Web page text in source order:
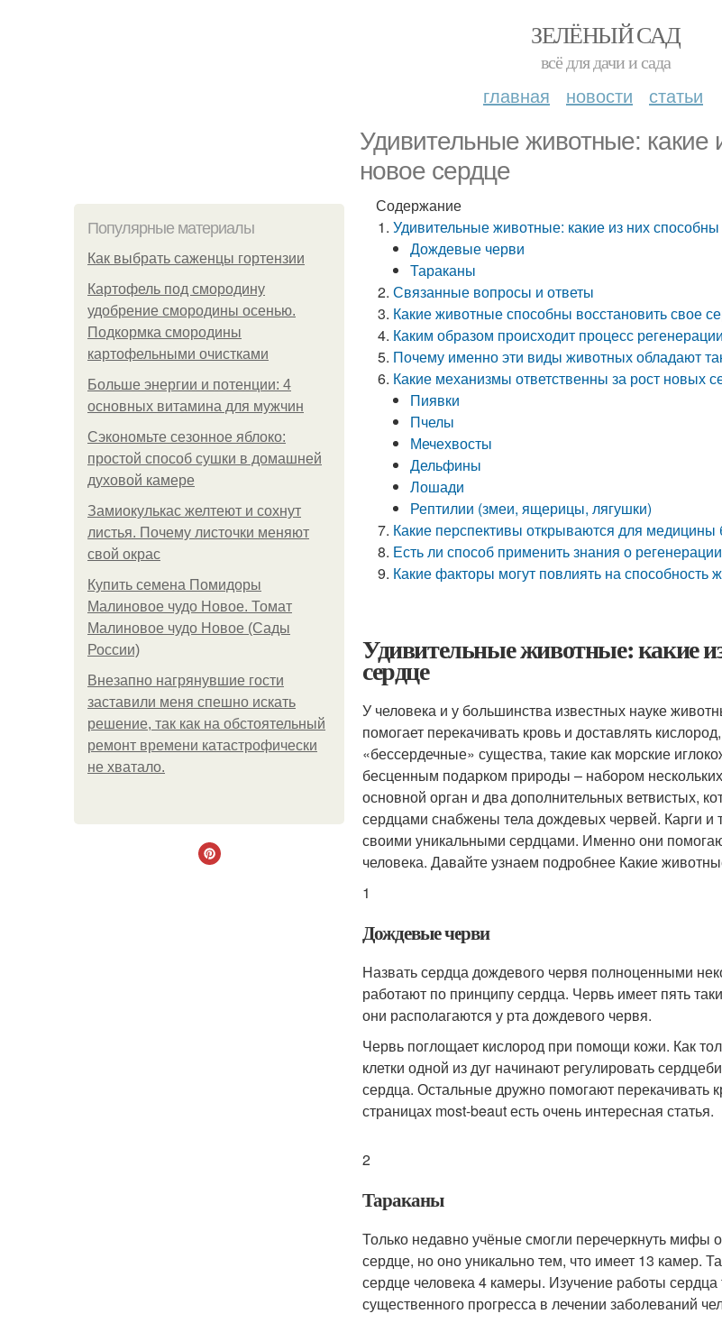
ЗЕЛЁНЫЙ САД
всё для дачи и сада
главная новости статьи
Удивительные животные: какие
новое сердце
Популярные материалы
Как выбрать саженцы гортензии
Картофель под смородину
удобрение смородины осенью.
Подкормка смородины
картофельными очистками
Больше энергии и потенции: 4
основных витамина для мужчин
Сэкономьте сезонное яблоко:
простой способ сушки в домашней
духовой камере
Замиокулькас желтеют и сохнут
листья. Почему листочки меняют
свой окрас
Купить семена Помидоры
Малиновое чудо Новое. Томат
Малиновое чудо Новое (Сады
России)
Внезапно нагрянувшие гости
заставили меня спешно искать
решение, так как на обстоятельный
ремонт времени катастрофически
не хватало.
Содержание
Удивительные животные: какие из них
Дождевые черви
Тараканы
Связанные вопросы и ответы
Какие животные способны восстановить свое
Каким образом происходит процесс
Почему именно эти виды животных обладают
Какие механизмы ответственны за рост новых
Пиявки
Пчелы
Мечехвосты
Дельфины
Лошади
Рептилии (змеи, ящерицы, лягушки)
Какие перспективы открываются для медицины
Есть ли способ применить знания о
Какие факторы могут повлиять на способность
Удивительные животные: какие
сердце
У человека и у большинства известных науке
помогает перекачивать кровь и доставлять
«бессердечные» существа, такие как морские
бесценным подарком природы – набором
основной орган и два дополнительных ветвистых,
сердцами снабжены тела дождевых червей. Карги
своими уникальными сердцами. Именно они
человека. Давайте узнаем подробнее Какие
1
Дождевые черви
Назвать сердца дождевого червя полноценными
работают по принципу сердца. Червь имеет пять
они располагаются у рта дождевого червя.
Червь поглощает кислород при помощи кожи. Как
клетки одной из дуг начинают регулировать
сердца. Остальные дружно помогают перекачивать
страницах most-beaut есть очень интересная статья.
2
Тараканы
Только недавно учёные смогли перечеркнуть мифы
сердце, но оно уникально тем, что имеет 13 камер.
сердце человека 4 камеры. Изучение работы
существенного прогресса в лечении заболеваний